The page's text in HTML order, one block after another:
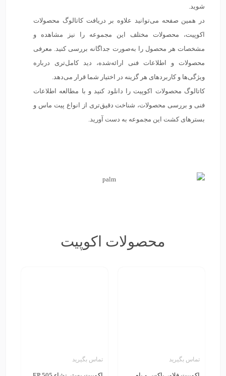
شوید.
در همین صفحه می‌توانید علاوه بر دریافت کاتالوگ محصولات
اکوپیت، محصولات مختلف این مجموعه را نیز مشاهده و
مشخصات هر محصول را به‌صورت جداگانه بررسی کنید. معرفی
محصولات و اطلاعات فنی ارائه‌شده، دید کامل‌تری درباره
ویژگی‌ها و کاربردهای هر گزینه در اختیار شما قرار می‌دهد.
کاتالوگ محصولات اکوپیت را دانلود کنید و با مطالعه اطلاعات
فنی و بررسی محصولات، شناخت دقیق‌تری از انواع پیت ماس و
بسترهای کشت این مجموعه به دست آورید.
محصولات اکوپیت
تماس بگیرید تماس بگیرید